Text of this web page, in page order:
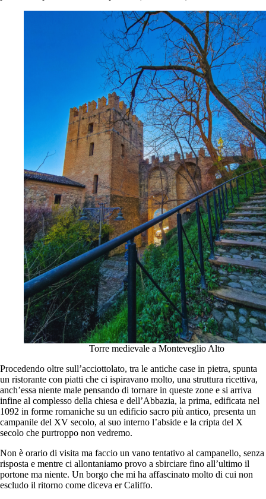
Torre medievale a Monteveglio Alto
Procedendo oltre sull’acciottolato, tra le antiche case in pietra, spunta
un ristorante con piatti che ci ispiravano molto, una struttura ricettiva,
anch’essa niente male pensando di tornare in queste zone e si arriva
infine al complesso della chiesa e dell’Abbazia, la prima, edificata nel
1092 in forme romaniche su un edificio sacro più antico, presenta un
campanile del XV secolo, al suo interno l’abside e la cripta del X
secolo che purtroppo non vedremo.
Non è orario di visita ma faccio un vano tentativo al campanello, senza
risposta e mentre ci allontaniamo provo a sbirciare fino all’ultimo il
portone ma niente. Un borgo che mi ha affascinato molto di cui non
escludo il ritorno come diceva er Califfo.